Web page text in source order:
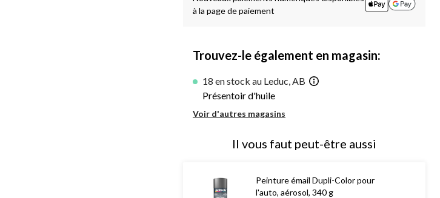
à la page de paiement
Trouvez-le également en magasin:
18 en stock au Leduc, AB
Présentoir d'huile
Voir d'autres magasins
Il vous faut peut-être aussi
Peinture émail Dupli-Color pour
l'auto, aérosol, 340 g